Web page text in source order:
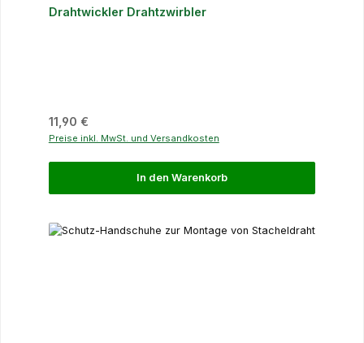
Drahtwickler Drahtzwirbler
Regulärer Preis:
11,90 €
Preise inkl. MwSt. und Versandkosten
In den Warenkorb